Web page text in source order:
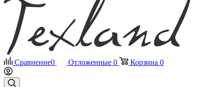
Сравнение0 Отложенные 0 Корзина 0